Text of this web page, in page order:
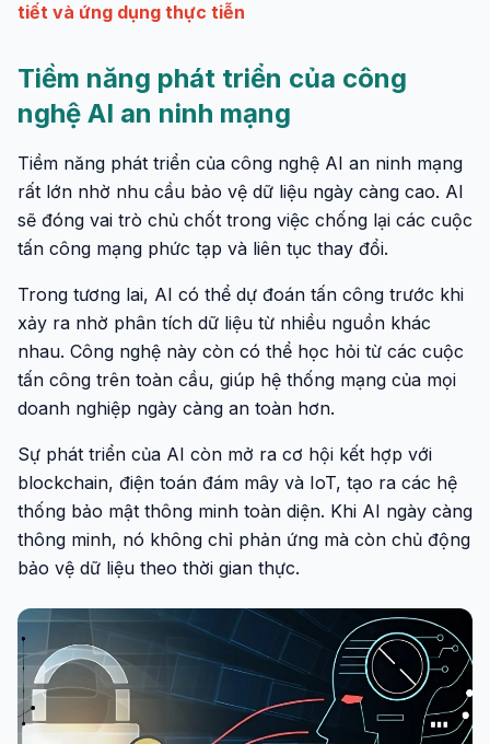
tiết và ứng dụng thực tiễn
Tiềm năng phát triển của công
nghệ AI an ninh mạng
Tiềm năng phát triển của công nghệ AI an ninh mạng
rất lớn nhờ nhu cầu bảo vệ dữ liệu ngày càng cao. AI
sẽ đóng vai trò chủ chốt trong việc chống lại các cuộc
tấn công mạng phức tạp và liên tục thay đổi.
Trong tương lai, AI có thể dự đoán tấn công trước khi
xảy ra nhờ phân tích dữ liệu từ nhiều nguồn khác
nhau. Công nghệ này còn có thể học hỏi từ các cuộc
tấn công trên toàn cầu, giúp hệ thống mạng của mọi
doanh nghiệp ngày càng an toàn hơn.
Sự phát triển của AI còn mở ra cơ hội kết hợp với
blockchain, điện toán đám mây và IoT, tạo ra các hệ
thống bảo mật thông minh toàn diện. Khi AI ngày càng
thông minh, nó không chỉ phản ứng mà còn chủ động
bảo vệ dữ liệu theo thời gian thực.